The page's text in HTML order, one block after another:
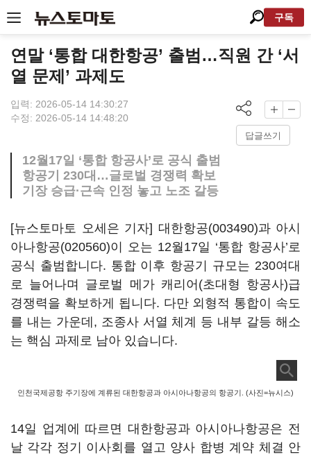
구독
연말 ‘통합 대한항공’ 출범…직원 간 ‘서
열 문제’ 과제도
입력: 2026-05-14 14:30:27
수정: 2026-05-14 14:48:20
답글쓰기
12월17일 ‘통합 항공사’로 공식 출범
항공기 230대…글로벌 경쟁력 확보
기장 승급·근속 인정 놓고 노조 갈등
[뉴스토마토 오세은 기자] 대한항공(003490)과 아시
아나항공(020560)이 오는 12월17일 ‘통합 항공사’로
공식 출범합니다. 통합 이후 항공기 규모는 230여대
로 늘어나며 글로벌 메가 캐리어(초대형 항공사)급
경쟁력을 확보하게 됩니다. 다만 외형적 통합이 속도
를 내는 가운데, 조종사 서열 체계 등 내부 갈등 해소
는 핵심 과제로 남아 있습니다.
인천국제공항 주기장에 계류된 대한항공과 아시아나항공의 항공기. (사진=뉴시스)
14일 업계에 따르면 대한항공과 아시아나항공은 전
날 각각 정기 이사회를 열고 양사 합병 계약 체결 안